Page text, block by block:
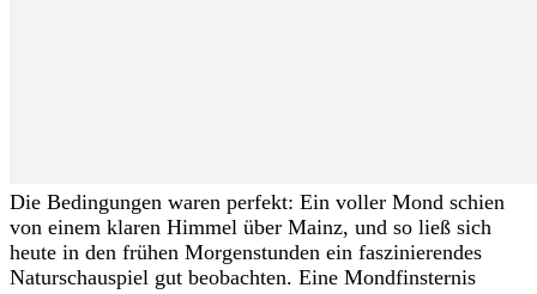
Die Bedingungen waren perfekt: Ein voller Mond schien
von einem klaren Himmel über Mainz, und so ließ sich
heute in den frühen Morgenstunden ein faszinierendes
Naturschauspiel gut beobachten. Eine Mondfinsternis